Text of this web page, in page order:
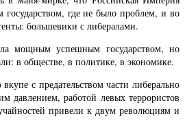
где не было проблем, и во
большевики с либералами.
мощным успешным государством, но
в обществе, в политике, в экономике.
с предательством части либерально
давлением, работой левых террористов
привели к двум революциям и